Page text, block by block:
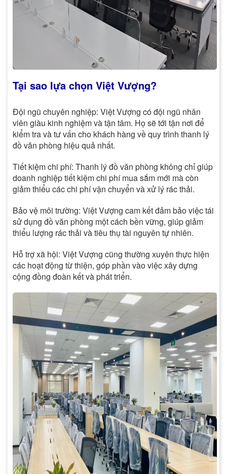
Tại sao lựa chọn Việt Vượng?
Đội ngũ chuyên nghiệp: Việt Vượng có đội ngũ nhân
viên giàu kinh nghiệm và tận tâm. Họ sẽ tới tận nơi để
kiểm tra và tư vấn cho khách hàng về quy trình thanh lý
đồ văn phòng hiệu quả nhất.
Tiết kiệm chi phí: Thanh lý đồ văn phòng không chỉ giúp
doanh nghiệp tiết kiệm chi phí mua sắm mới mà còn
giảm thiểu các chi phí vận chuyển và xử lý rác thải.
Bảo vệ môi trường: Việt Vượng cam kết đảm bảo việc tái
sử dụng đồ văn phòng một cách bền vững, giúp giảm
thiểu lượng rác thải và tiêu thụ tài nguyên tự nhiên.
Hỗ trợ xã hội: Việt Vượng cũng thường xuyên thực hiện
các hoạt động từ thiện, góp phần vào việc xây dựng
cộng đồng đoàn kết và phát triển.